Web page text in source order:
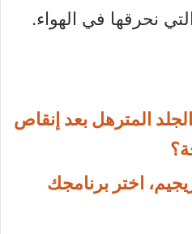
نحرقها في الهواء.
المترهل بعد إنقاص
اختر برنامجك